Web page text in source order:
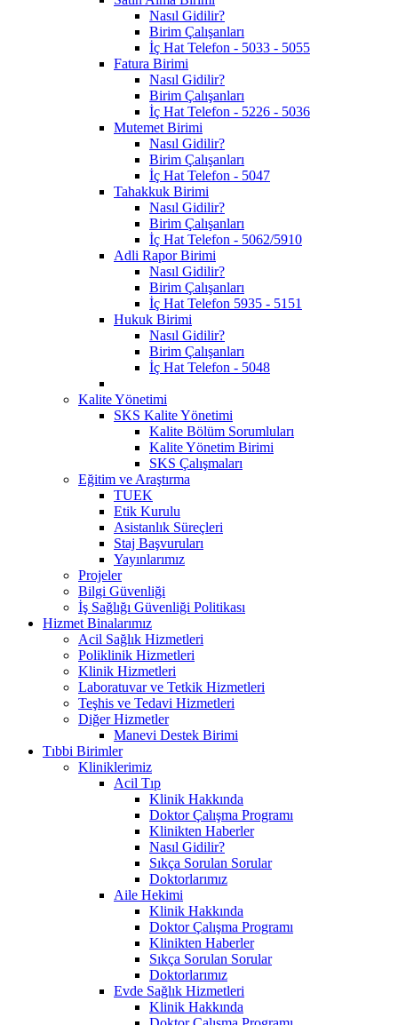
Nasıl Gidilir?
Birim Çalışanları
İç Hat Telefon - 5033 - 5055
Fatura Birimi
Nasıl Gidilir?
Birim Çalışanları
İç Hat Telefon - 5226 - 5036
Mutemet Birimi
Nasıl Gidilir?
Birim Çalışanları
İç Hat Telefon - 5047
Tahakkuk Birimi
Nasıl Gidilir?
Birim Çalışanları
İç Hat Telefon - 5062/5910
Adli Rapor Birimi
Nasıl Gidilir?
Birim Çalışanları
İç Hat Telefon 5935 - 5151
Hukuk Birimi
Nasıl Gidilir?
Birim Çalışanları
İç Hat Telefon - 5048
Kalite Yönetimi
SKS Kalite Yönetimi
Kalite Bölüm Sorumluları
Kalite Yönetim Birimi
SKS Çalışmaları
Eğitim ve Araştırma
TUEK
Etik Kurulu
Asistanlık Süreçleri
Staj Başvuruları
Yayınlarımız
Projeler
Bilgi Güvenliği
İş Sağlığı Güvenliği Politikası
Hizmet Binalarımız
Acil Sağlık Hizmetleri
Poliklinik Hizmetleri
Klinik Hizmetleri
Laboratuvar ve Tetkik Hizmetleri
Teşhis ve Tedavi Hizmetleri
Diğer Hizmetler
Manevi Destek Birimi
Tıbbi Birimler
Kliniklerimiz
Acil Tıp
Klinik Hakkında
Doktor Çalışma Programı
Klinikten Haberler
Nasıl Gidilir?
Sıkça Sorulan Sorular
Doktorlarımız
Aile Hekimi
Klinik Hakkında
Doktor Çalışma Programı
Klinikten Haberler
Sıkça Sorulan Sorular
Doktorlarımız
Evde Sağlık Hizmetleri
Klinik Hakkında